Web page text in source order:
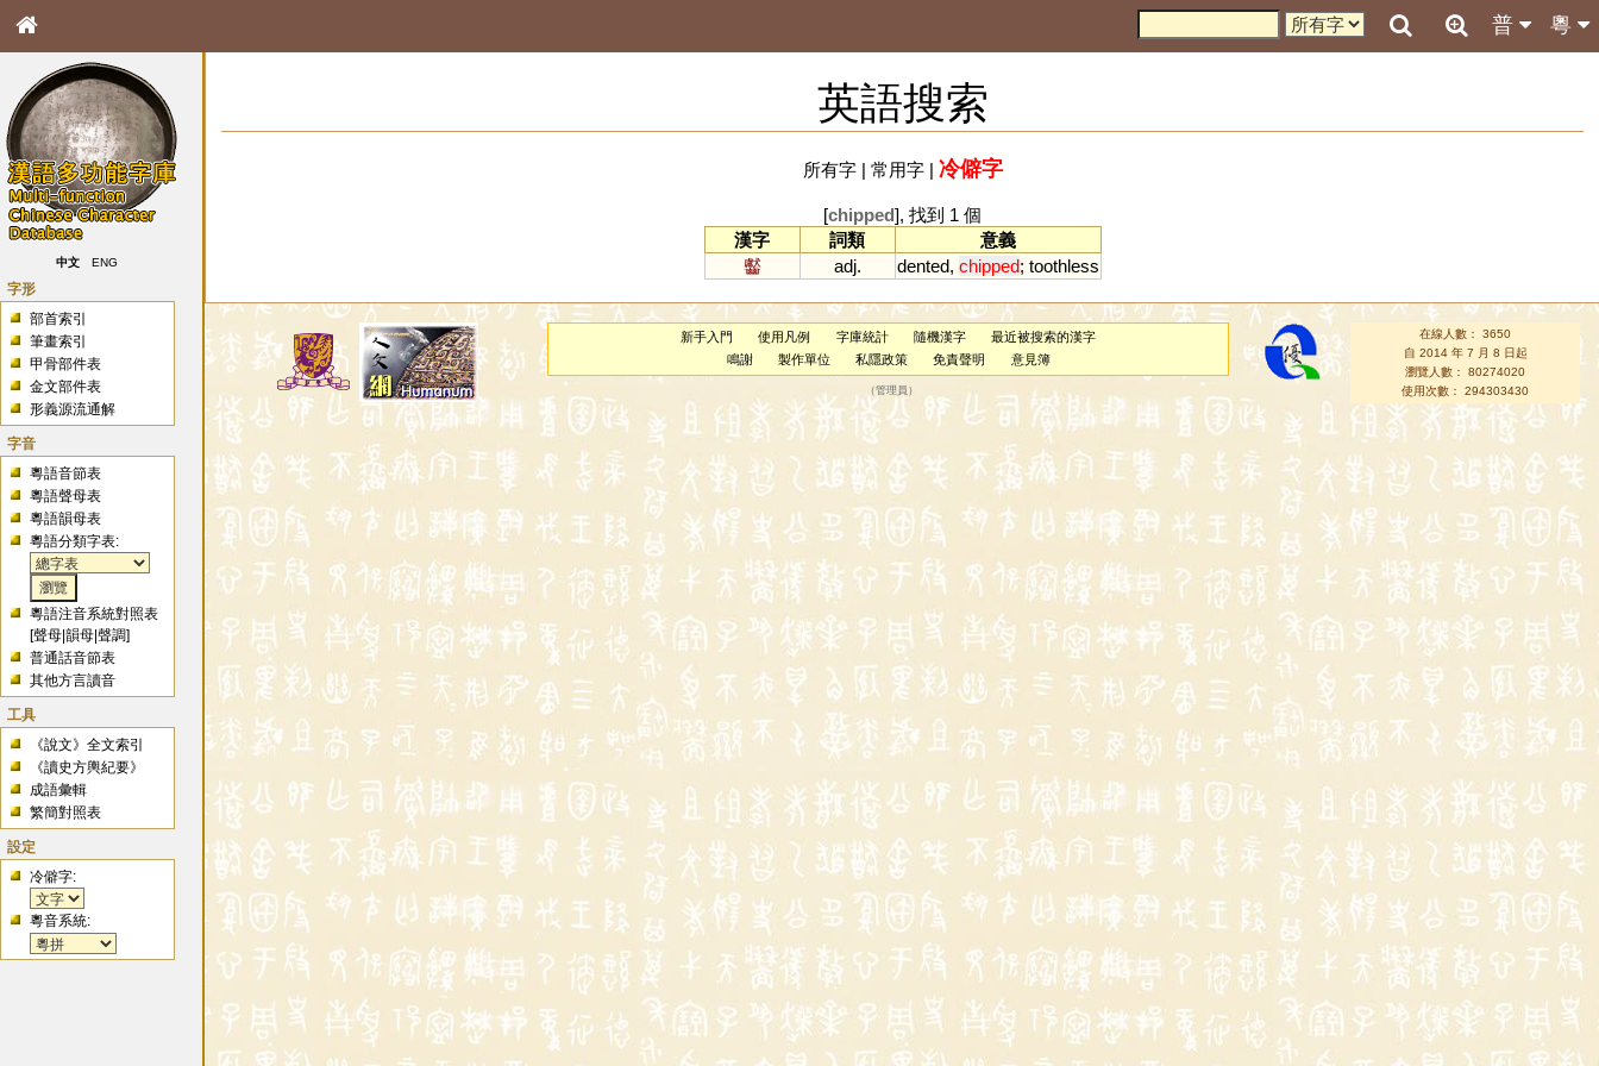
粵
普
中文 ENG
字形
部首索引
筆畫索引
甲骨部件表
金文部件表
形義源流通解
字音
粵語音節表
粵語聲母表
粵語韻母表
粵語分類字表:
粵語注音系統對照表
[聲母 |韻母 |聲調]
普通話音節表
其他方言讀音
工具
《說文》全文索引
《讀史方輿紀要》
成語彙輯
繁簡對照表
設定
冷僻字:
粵音系統:
英語搜索
所有字| 常用字| 冷僻字
[chipped], 找到 1 個
漢字
詞類
意義
齾
adj. dented, chipped; toothless
新手入門 使用凡例 字庫統計 隨機漢字
最近被搜索的漢字
鳴謝
製作單位 私隱政策 免責聲明 意見簿
（管理員 ）
在線人數： 3650
自 2014 年 7 月 8 日起
瀏覽人數： 80274020
使用次數： 294303430